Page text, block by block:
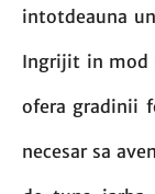
intotdeauna
Ingrijit in mod
ofera gradinii
necesar sa